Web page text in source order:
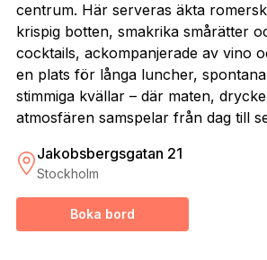
centrum. Här serveras äkta
krispig botten, smakrika smårätter
cocktails, ackompanjerade av vino
en plats för långa luncher,
stimmiga kvällar – där maten,
atmosfären samspelar från dag till
Jakobsbergsgatan 21
Stockholm
Boka bord